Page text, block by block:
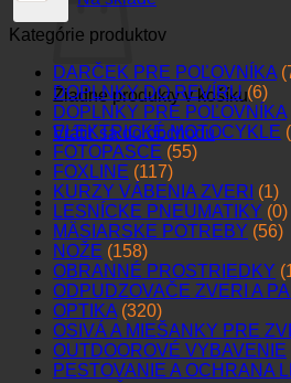
Žiadne produkty v košíku.
Vrátiť sa do obchodu
Kategórie produktov
DARČEK PRE POĽOVNÍKA
DOPLNKY DO REVÍRU (6)
DOPLNKY PRE POĽOVNÍKA
ELEKTRICKÉ MOTOCYKLE
FOTOPASCE (55)
FOXLINE (117)
KURZY VÁBENIA ZVERI (1)
LESNÍCKE PNEUMATIKY (0)
MÄSIARSKE POTREBY (56)
NOŽE (158)
OBRANNÉ PROSTRIEDKY
ODPUDZOVAČE ZVERI A
OPTIKA (320)
OSIVÁ A MIEŠANKY PRE
OUTDOOROVÉ VYBAVENIE
PESTOVANIE A OCHRANA